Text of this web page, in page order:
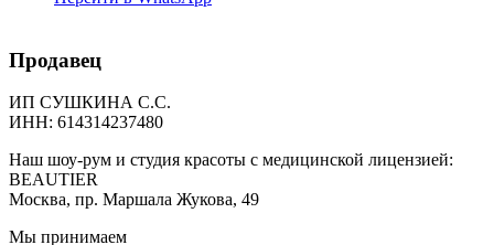
Продавец
ИП СУШКИНА С.С.
ИНН: 614314237480
Наш шоу-рум и студия красоты с медицинской лицензией:
BEAUTIER
Москва, пр. Маршала Жукова, 49
Мы принимаем